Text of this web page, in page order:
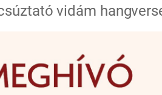
vidám